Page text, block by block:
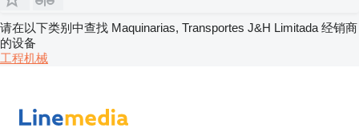
请在以下类别中查找 Maquinarias, Transportes J&H Limitada 经销商
的设备
工程机械